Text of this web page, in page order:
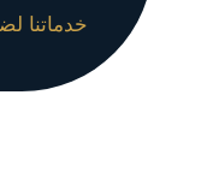
خدماتنا